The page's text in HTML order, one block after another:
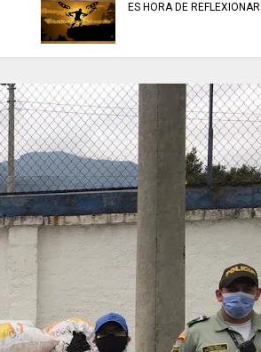
ES HORA DE REFLEXIONAR